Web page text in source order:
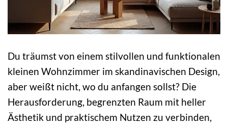
Du träumst von einem stilvollen und funktionalen
kleinen Wohnzimmer im skandinavischen Design,
aber weißt nicht, wo du anfangen sollst? Die
Herausforderung, begrenzten Raum mit heller
Ästhetik und praktischem Nutzen zu verbinden,